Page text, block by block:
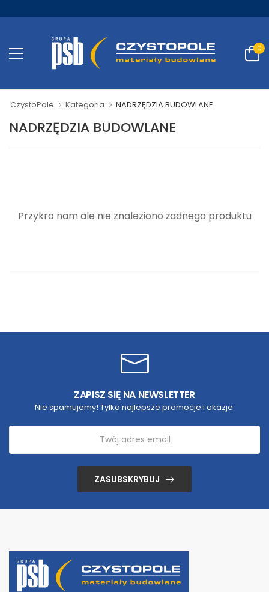
0
CzystoPole Kategoria NADRZĘDZIA BUDOWLANE
NADRZĘDZIA BUDOWLANE
Przykro nam ale nie znaleziono żadnego produktu
ZAPISZ SIĘ NA NEWSLETTER
Nie spamujemy! Tylko najlepsze promocje i okazje.
ZASUBSKRYBUJ